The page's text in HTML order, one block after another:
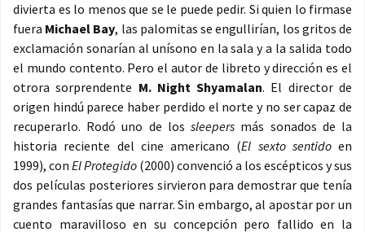
divierta es lo menos que se le puede pedir. Si quien lo firmase
fuera Michael Bay, las palomitas se engullirían, los gritos de
exclamación sonarían al unísono en la sala y a la salida todo
el mundo contento. Pero el autor de libreto y dirección es el
otrora sorprendente M. Night Shyamalan. El director de
origen hindú parece haber perdido el norte y no ser capaz de
recuperarlo. Rodó uno de lossleepers más sonados de la
historia reciente del cine americano (El sexto sentidoen
1999), con El Protegido (2000) convenció a los escépticos y sus
dos películas posteriores sirvieron para demostrar que tenía
grandes fantasías que narrar. Sin embargo, al apostar por un
cuento maravilloso en su concepción pero fallido en la